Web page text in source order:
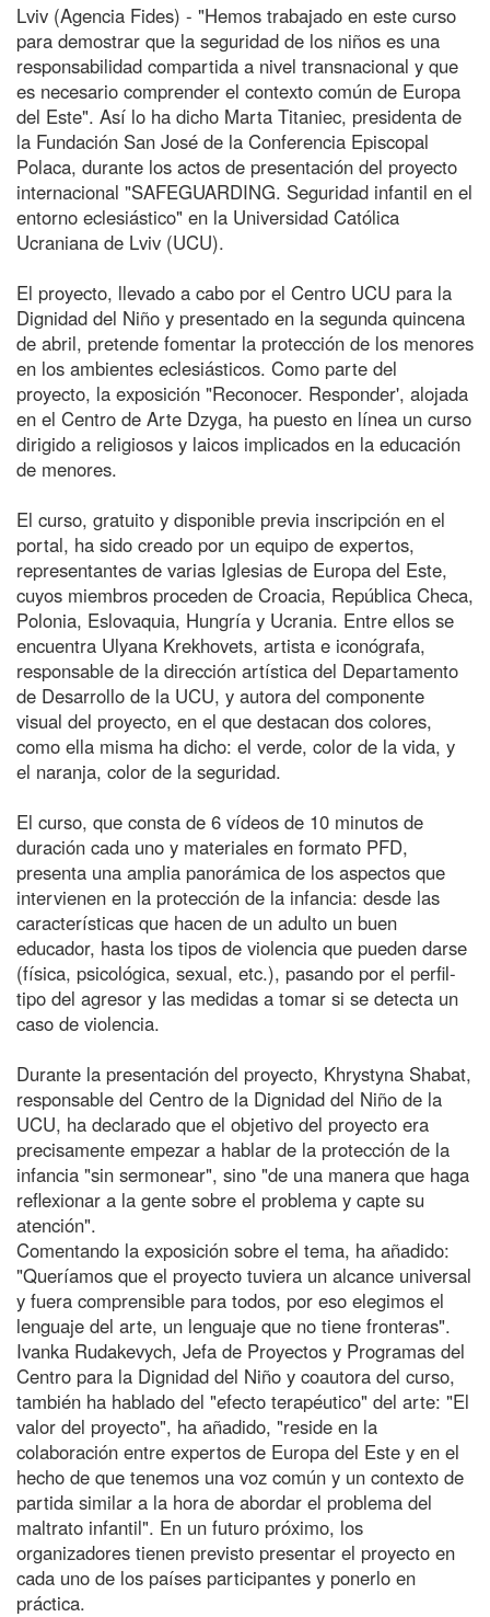
Lviv (Agencia Fides) - "Hemos trabajado en este curso
para demostrar que la seguridad de los niños es una
responsabilidad compartida a nivel transnacional y que
es necesario comprender el contexto común de Europa
del Este". Así lo ha dicho Marta Titaniec, presidenta de
la Fundación San José de la Conferencia Episcopal
Polaca, durante los actos de presentación del proyecto
internacional "SAFEGUARDING. Seguridad infantil en el
entorno eclesiástico" en la Universidad Católica
Ucraniana de Lviv (UCU).
El proyecto, llevado a cabo por el Centro UCU para la
Dignidad del Niño y presentado en la segunda quincena
de abril, pretende fomentar la protección de los menores
en los ambientes eclesiásticos. Como parte del
proyecto, la exposición "Reconocer. Responder', alojada
en el Centro de Arte Dzyga, ha puesto en línea un curso
dirigido a religiosos y laicos implicados en la educación
de menores.
El curso, gratuito y disponible previa inscripción en el
portal, ha sido creado por un equipo de expertos,
representantes de varias Iglesias de Europa del Este,
cuyos miembros proceden de Croacia, República Checa,
Polonia, Eslovaquia, Hungría y Ucrania. Entre ellos se
encuentra Ulyana Krekhovets, artista e iconógrafa,
responsable de la dirección artística del Departamento
de Desarrollo de la UCU, y autora del componente
visual del proyecto, en el que destacan dos colores,
como ella misma ha dicho: el verde, color de la vida, y
el naranja, color de la seguridad.
El curso, que consta de 6 vídeos de 10 minutos de
duración cada uno y materiales en formato PFD,
presenta una amplia panorámica de los aspectos que
intervienen en la protección de la infancia: desde las
características que hacen de un adulto un buen
educador, hasta los tipos de violencia que pueden darse
(física, psicológica, sexual, etc.), pasando por el perfil-
tipo del agresor y las medidas a tomar si se detecta un
caso de violencia.
Durante la presentación del proyecto, Khrystyna Shabat,
responsable del Centro de la Dignidad del Niño de la
UCU, ha declarado que el objetivo del proyecto era
precisamente empezar a hablar de la protección de la
infancia "sin sermonear", sino "de una manera que haga
reflexionar a la gente sobre el problema y capte su
atención".
Comentando la exposición sobre el tema, ha añadido:
"Queríamos que el proyecto tuviera un alcance universal
y fuera comprensible para todos, por eso elegimos el
lenguaje del arte, un lenguaje que no tiene fronteras".
Ivanka Rudakevych, Jefa de Proyectos y Programas del
Centro para la Dignidad del Niño y coautora del curso,
también ha hablado del "efecto terapéutico" del arte: "El
valor del proyecto", ha añadido, "reside en la
colaboración entre expertos de Europa del Este y en el
hecho de que tenemos una voz común y un contexto de
partida similar a la hora de abordar el problema del
maltrato infantil". En un futuro próximo, los
organizadores tienen previsto presentar el proyecto en
cada uno de los países participantes y ponerlo en
práctica.